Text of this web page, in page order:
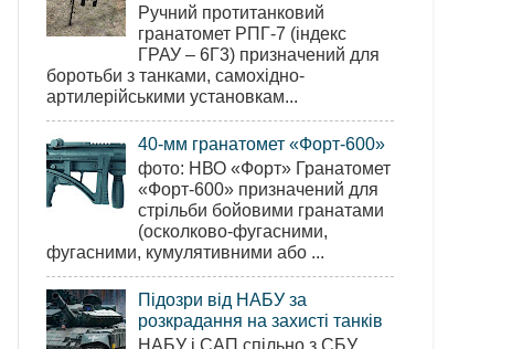
Ручний протитанковий
гранатомет РПГ-7 (індекс
ГРАУ – 6Г3) призначений для
боротьби з танками, самохідно-
артилерійськими установкам...
40-мм гранатомет «Форт-600»
фото: НВО «Форт» Гранатомет
«Форт-600» призначений для
стрільби бойовими гранатами
(осколково-фугасними,
фугасними, кумулятивними або ...
Підозри від НАБУ за
розкрадання на захисті танків
НАБУ і САП спільно з СБУ